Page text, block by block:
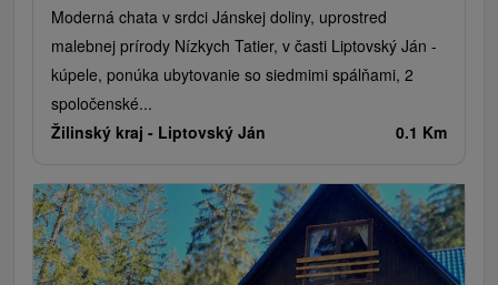
Moderná chata v srdci Jánskej doliny, uprostred
malebnej prírody Nízkych Tatier, v časti Liptovský Ján -
kúpele, ponúka ubytovanie so siedmimi spálňami, 2
spoločenské...
Žilinský kraj - Liptovský Ján 0.1 Km